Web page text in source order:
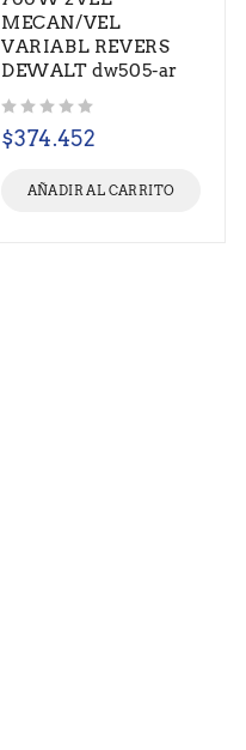
MECAN/VEL
VARIABL REVERS
DEWALT dw505-ar
$374.452
AÑADIR AL CARRITO